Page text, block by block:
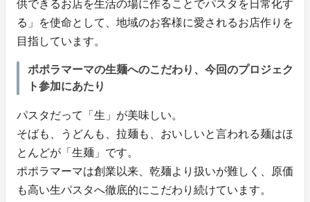
供できるお店を生活の場に作ることでパスタを日常化す
る」を使命として、地域のお客様に愛されるお店作りを
目指しています。
ポポラマーマの生麺へのこだわり、今回のプロジェク
ト参加にあたり
パスタだって「生」が美味しい。
そばも、うどんも、拉麺も、おいしいと言われる麺はほ
とんどが「生麺」です。
ポポラマーマは創業以来、乾麺より扱いが難しく、原価
も高い生パスタへ徹底的にこだわり続けています。